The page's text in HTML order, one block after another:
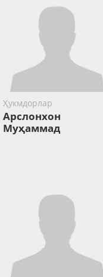
Ҳукмдорлар
Арслонхон
Муҳаммад